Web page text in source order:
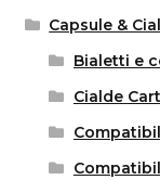
Capsule &
Bialetti e
Cialde